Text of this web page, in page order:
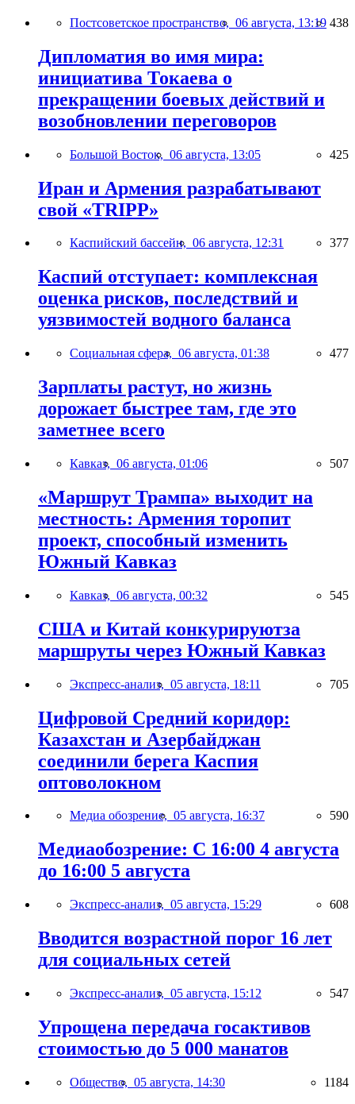
Постсоветское пространство, 06 августа, 13:19 438
Дипломатия во имя мира:
инициатива Токаева о
прекращении боевых действий и
возобновлении переговоров
Большой Восток, 06 августа, 13:05 425
Иран и Армения разрабатывают
свой «TRIPP»
Каспийский бассейн, 06 августа, 12:31 377
Каспий отступает: комплексная
оценка рисков, последствий и
уязвимостей водного баланса
Социальная сфера, 06 августа, 01:38 477
Зарплаты растут, но жизнь
дорожает быстрее там, где это
заметнее всего
Кавказ, 06 августа, 01:06 507
«Маршрут Трампа» выходит на
местность: Армения торопит
проект, способный изменить
Южный Кавказ
Кавказ, 06 августа, 00:32 545
США и Китай конкурируютза
маршруты через Южный Кавказ
Экспресс-анализ, 05 августа, 18:11 705
Цифровой Средний коридор:
Казахстан и Азербайджан
соединили берега Каспия
оптоволокном
Медиа обозрение, 05 августа, 16:37 590
Медиаобозрение: С 16:00 4 августа
до 16:00 5 августа
Экспресс-анализ, 05 августа, 15:29 608
Вводится возрастной порог 16 лет
для социальных сетей
Экспресс-анализ, 05 августа, 15:12 547
Упрощена передача госактивов
стоимостью до 5 000 манатов
Общество, 05 августа, 14:30 1184